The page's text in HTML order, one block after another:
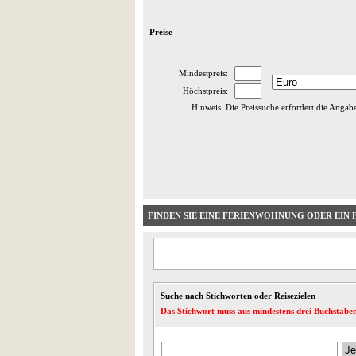
Preise
Mindestpreis:
Höchstpreis:
Hinweis: Die Preissuche erfordert die
FINDEN SIE EINE FERIENWOHNUNG ODER EIN
Suche nach Stichworten oder Reisezielen
Das Stichwort muss aus mindestens drei